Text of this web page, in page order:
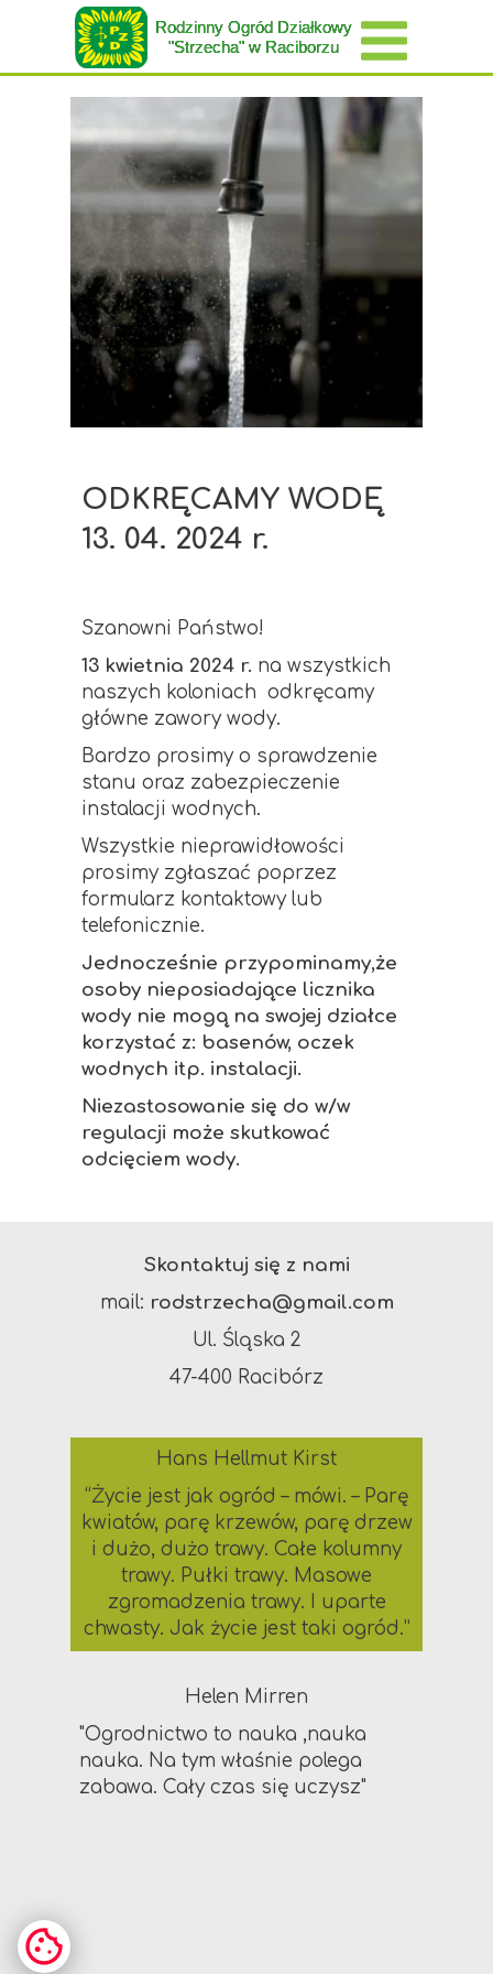
Helen Mirren
"Ogrodnictwo to nauka ,nauka
nauka. Na tym właśnie polega
zabawa. Cały czas się uczysz"
Hans Hellmut Kirst
“Życie jest jak ogród – mówi. – Parę
kwiatów, parę krzewów, parę drzew
i dużo, dużo trawy. Całe kolumny
trawy. Pułki trawy. Masowe
zgromadzenia trawy. I uparte
chwasty. Jak życie jest taki ogród.”
Skontaktuj się z nami
mail: rodstrzecha@gmail.com
Ul. Śląska 2
47-400 Racibórz
25 marca 2024
ODKRĘCAMY WODĘ
13. 04. 2024 r.
Szanowni Państwo!
13 kwietnia 2024 r. na wszystkich
naszych koloniach odkręcamy
główne zawory wody.
Bardzo prosimy o sprawdzenie
stanu oraz zabezpieczenie
instalacji wodnych.
Wszystkie nieprawidłowości
prosimy zgłaszać poprzez
formularz kontaktowy lub
telefonicznie.
Jednocześnie przypominamy,że
osoby nieposiadające licznika
wody nie mogą na swojej działce
korzystać z: basenów, oczek
wodnych itp. instalacji.
Niezastosowanie się do w/w
regulacji może skutkować
odcięciem wody.
Rodzinny Ogród Działkowy
"Strzecha" w Raciborzu